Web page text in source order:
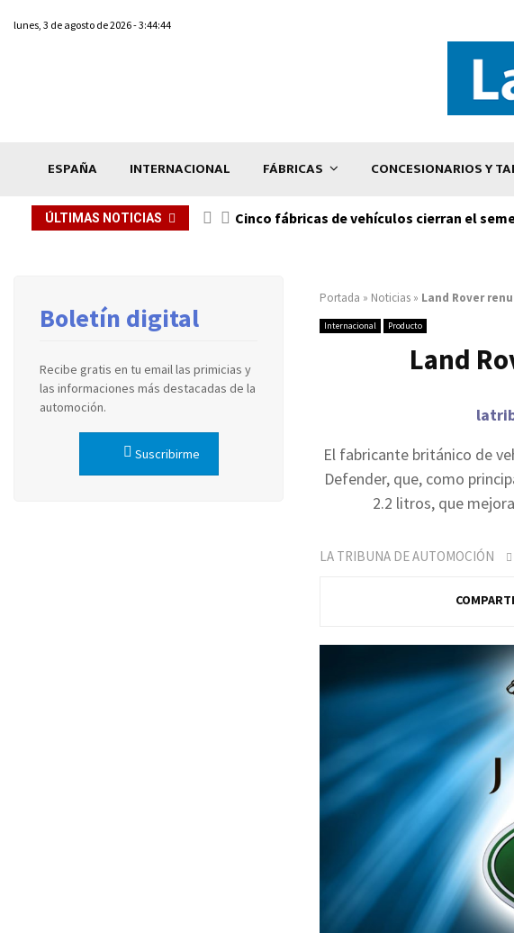
lunes, 3 de agosto de 2026 - 3:44:44
ESPAÑA INTERNACIONAL FÁBRICAS CONCESIONARIOS Y
ÚLTIMAS NOTICIAS Cinco fábricas de vehículos cierran el
Portada » Noticias » Land Rover
Internacional Producto
Land
El fabricante británico de
Defender, que, como
2.2 litros, que
LA TRIBUNA DE AUTOMOCIÓN
Boletín digital
Recibe gratis en tu email las primicias y
las informaciones más destacadas de la
automoción.
Suscribirme